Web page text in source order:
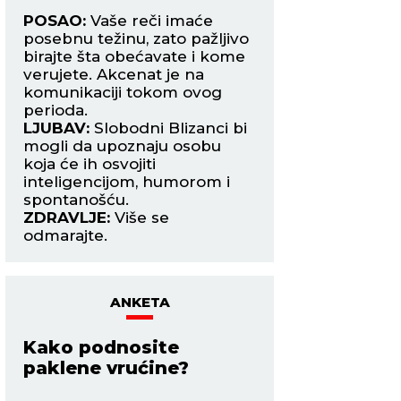
POSAO: Vaše reči imaće
posebnu težinu, zato pažljivo
birajte šta obećavate i kome
verujete. Akcenat je na
komunikaciji tokom ovog
perioda.
LJUBAV: Slobodni Blizanci bi
mogli da upoznaju osobu
koja će ih osvojiti
inteligencijom, humorom i
spontanošću.
ZDRAVLJE: Više se
odmarajte.
ANKETA
Kako podnosite
paklene vrućine?